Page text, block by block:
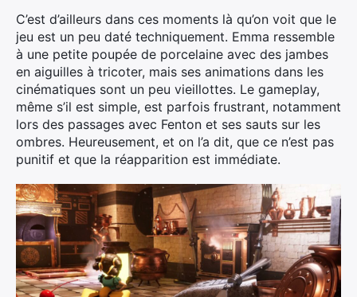
C’est d’ailleurs dans ces moments là qu’on voit que le
jeu est un peu daté techniquement. Emma ressemble
à une petite poupée de porcelaine avec des jambes
en aiguilles à tricoter, mais ses animations dans les
cinématiques sont un peu vieillottes. Le gameplay,
même s’il est simple, est parfois frustrant, notamment
lors des passages avec Fenton et ses sauts sur les
ombres. Heureusement, et on l’a dit, que ce n’est pas
punitif et que la réapparition est immédiate.